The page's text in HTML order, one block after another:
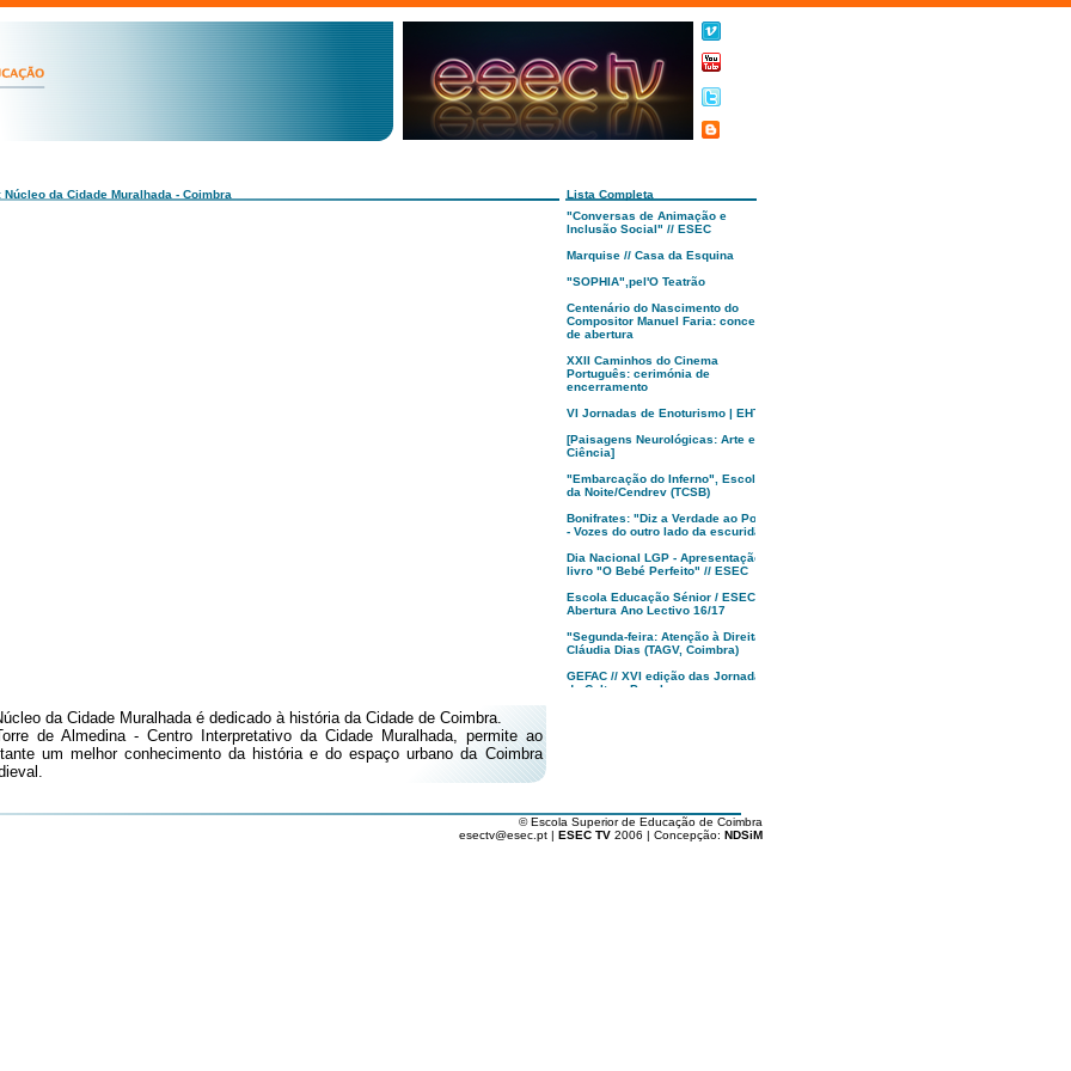
Núcleo da Cidade Muralhada - Coimbra Lista Completa
da Cidade Muralhada é dedicado à história da Cidade de Coimbra.
de Almedina - Centro Interpretativo da Cidade Muralhada, permite ao
um melhor conhecimento da história e do espaço urbano da Coimbra
"Conversas de Animação e
Inclusão Social" // ESEC
Marquise // Casa da Esquina
"SOPHIA",pel'O Teatrão
Centenário do Nascimento do
Compositor Manuel Faria: concerto
de abertura
XXII Caminhos do Cinema
Português: cerimónia de
encerramento
VI Jornadas de Enoturismo | EHTC
[Paisagens Neurológicas: Arte e
Ciência]
"Embarcação do Inferno", Escola
da Noite/Cendrev (TCSB)
Bonifrates: "Diz a Verdade ao Poder
- Vozes do outro lado da escuridão"
Dia Nacional LGP - Apresentação
livro "O Bebé Perfeito" // ESEC
Escola Educação Sénior / ESEC -
Abertura Ano Lectivo 16/17
"Segunda-feira: Atenção à Direita!",
Cláudia Dias (TAGV, Coimbra)
GEFAC // XVI edição das Jornadas
de Cultura Popular
Coimbra - PT
© Escola Superior de Educação de Coimbra
esectv@esec.pt | ESEC TV 2006 | Concepção: NDSiM